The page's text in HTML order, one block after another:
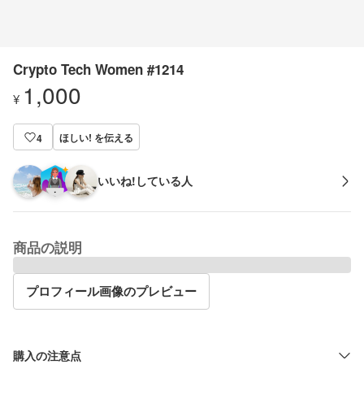
Crypto Tech Women #1214
¥ 1,000
4 ほしい! を伝える
いいね!している人
商品の説明
プロフィール画像のプレビュー
購入の注意点